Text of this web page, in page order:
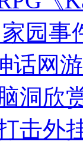
园
话网
洞欣
击外